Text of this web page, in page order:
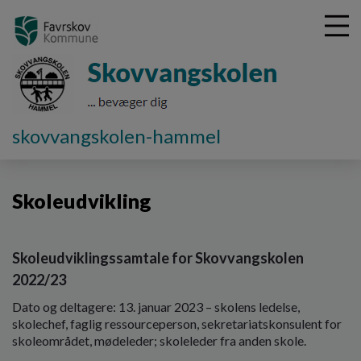
skovvangskolen-hammel
Værdigrundlag
Skoleudvikling
Skoleudviklingssamtale for Skovvangskolen
2022/23
Dato og deltagere: 13. januar 2023 – skolens ledelse,
skolechef, faglig ressourceperson, sekretariatskonsulent for
skoleområdet, mødeleder; skoleleder fra anden skole.